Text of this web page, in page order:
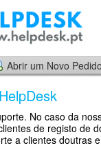
Abrir um Novo Pedido
No caso da
de registo de
a clientes doutras